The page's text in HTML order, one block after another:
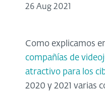
26 Aug 2021
Como explicamos
compañías de
atractivo para los
2020 y 2021 varias